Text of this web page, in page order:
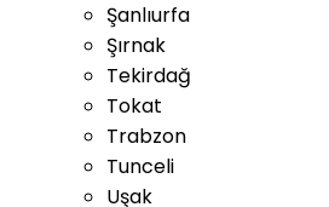
Şanlıurfa
Şırnak
Tekirdağ
Tokat
Trabzon
Tunceli
Uşak